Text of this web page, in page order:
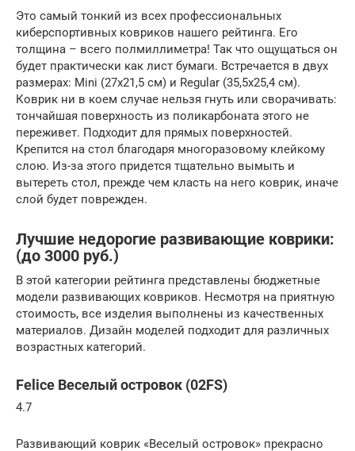
Это самый тонкий из всех профессиональных
киберспортивных ковриков нашего рейтинга. Его
толщина – всего полмиллиметра! Так что ощущаться он
будет практически как лист бумаги. Встречается в двух
размерах: Mini (27х21,5 см) и Regular (35,5х25,4 см).
Коврик ни в коем случае нельзя гнуть или сворачивать:
тончайшая поверхность из поликарбоната этого не
переживет. Подходит для прямых поверхностей.
Крепится на стол благодаря многоразовому клейкому
слою. Из-за этого придется тщательно вымыть и
вытереть стол, прежде чем класть на него коврик, иначе
слой будет поврежден.
Лучшие недорогие развивающие коврики:
(до 3000 руб.)
В этой категории рейтинга представлены бюджетные
модели развивающих ковриков. Несмотря на приятную
стоимость, все изделия выполнены из качественных
материалов. Дизайн моделей подходит для различных
возрастных категорий.
Felice Веселый островок (02FS)
4.7
Развивающий коврик «Веселый островок» прекрасно